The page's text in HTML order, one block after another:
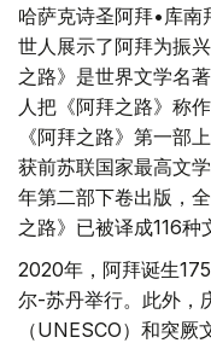
哈萨克诗圣阿拜•库南
世人展示了阿拜为振
之路》是世界文学名
人把《阿拜之路》称
《阿拜之路》第一部
获前苏联国家最高文
年第二部下卷出版，
之路》已被译成116种
2020年，阿拜诞生
尔-苏丹举行。此外，
（UNESCO）和突